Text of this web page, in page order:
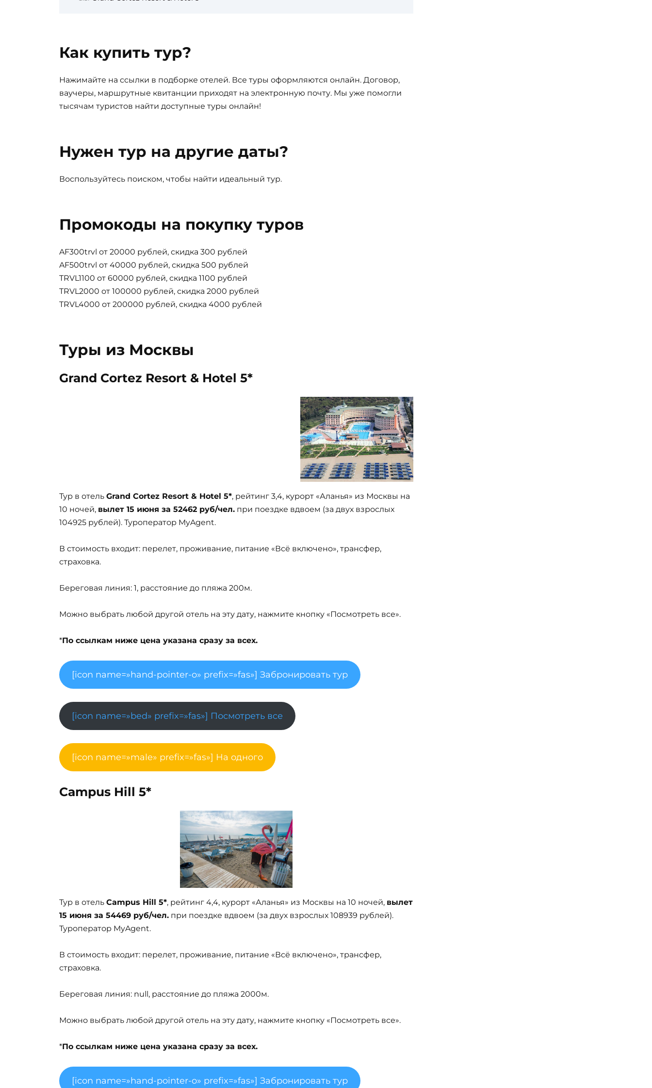
Как купить тур?
Нажимайте на ссылки в подборке отелей. Все туры оформляются онлайн. Договор,
ваучеры, маршрутные квитанции приходят на электронную почту. Мы уже помогли
тысячам туристов найти доступные туры онлайн!
Нужен тур на другие даты?
Воспользуйтесь поиском, чтобы найти идеальный тур.
Промокоды на покупку туров
AF300trvl от 20000 рублей, скидка 300 рублей
AF500trvl от 40000 рублей, скидка 500 рублей
TRVL1100 от 60000 рублей, скидка 1100 рублей
TRVL2000 от 100000 рублей, скидка 2000 рублей
TRVL4000 от 200000 рублей, скидка 4000 рублей
Туры из Москвы
Grand Cortez Resort & Hotel 5*
Тур в отель Grand Cortez Resort & Hotel 5*, рейтинг 3,4, курорт «Аланья» из Москвы на
10 ночей, вылет 15 июня за 52462 руб/чел. при поездке вдвоем (за двух взрослых
104925 рублей). Туроператор MyAgent.
В стоимость входит: перелет, проживание, питание «Всё включено», трансфер,
страховка.
Береговая линия: 1, расстояние до пляжа 200м.
Можно выбрать любой другой отель на эту дату, нажмите кнопку «Посмотреть все».
*По ссылкам ниже цена указана сразу за всех.
[icon name=»hand-pointer-o» prefix=»fas»] Забронировать тур
[icon name=»bed» prefix=»fas»] Посмотреть все
[icon name=»male» prefix=»fas»] На одного
Campus Hill 5*
Тур в отель Campus Hill 5*, рейтинг 4,4, курорт «Аланья» из Москвы на 10 ночей, вылет
15 июня за 54469 руб/чел. при поездке вдвоем (за двух взрослых 108939 рублей).
Туроператор MyAgent.
В стоимость входит: перелет, проживание, питание «Всё включено», трансфер,
страховка.
Береговая линия: null, расстояние до пляжа 2000м.
Можно выбрать любой другой отель на эту дату, нажмите кнопку «Посмотреть все».
*По ссылкам ниже цена указана сразу за всех.
[icon name=»hand-pointer-o» prefix=»fas»] Забронировать тур